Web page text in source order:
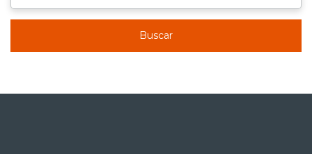
Buscar